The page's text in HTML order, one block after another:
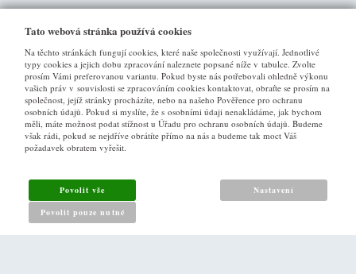
VŠE O NÁKUPU
Jak nakupovat
Reklamační řád
Zásady pro nakládání s osobními údaji
Tato webová stránka používá cookies
Na těchto stránkách fungují cookies, které naše společnosti využívají. Jednotlivé
typy cookies a jejich dobu zpracování naleznete popsané níže v tabulce. Zvolte
prosím Vámi preferovanou variantu. Pokud byste nás potřebovali ohledně výkonu
vašich práv v souvislosti se zpracováním cookies kontaktovat, obraťte se prosím na
společnost, jejíž stránky procházíte, nebo na našeho Pověřence pro ochranu
osobních údajů. Pokud si myslíte, že s osobními údaji nenakládáme, jak bychom
měli, máte možnost podat stížnost u Úřadu pro ochranu osobních údajů. Budeme
však rádi, pokud se nejdříve obrátíte přímo na nás a budeme tak moct Váš
požadavek obratem vyřešit.
Povolit vše
Povolit pouze nutné
Nastavení